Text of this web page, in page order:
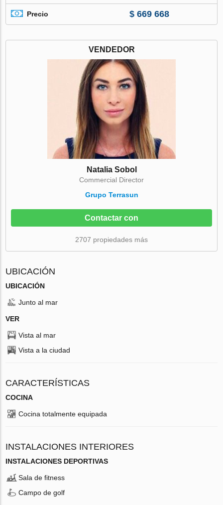
Precio $ 669 668
VENDEDOR
Natalia Sobol
Commercial Director
Grupo Terrasun
Contactar con
2707 propiedades más
UBICACIÓN
UBICACIÓN
Junto al mar
VER
Vista al mar
Vista a la ciudad
CARACTERÍSTICAS
COCINA
Cocina totalmente equipada
INSTALACIONES INTERIORES
INSTALACIONES DEPORTIVAS
Sala de fitness
Campo de golf